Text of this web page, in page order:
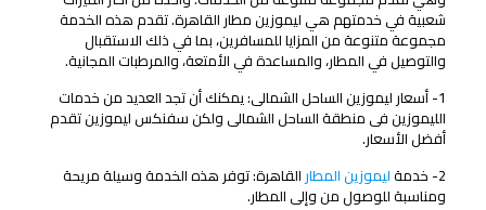
شعبية في خدمتهم هي ليموزين مطار القاهرة. تقدم هذه الخدمة
مجموعة متنوعة من المزايا للمسافرين، بما في ذلك الاستقبال
والتوصيل في المطار، والمساعدة في الأمتعة، والمرطبات المجانية.
1- أسعار ليموزين الساحل الشمالى: يمكنك أن تجد العديد من خدمات
الليموزين فى منطقة الساحل الشمالى ولكن سفنكس ليموزين تقدم
أفضل الأسعار.
2- خدمة
ليموزين المطار القاهرة: توفر هذه الخدمة وسيلة مريحة
ومناسبة للوصول من وإلى المطار.